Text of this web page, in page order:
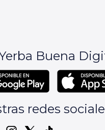
Buena
redes